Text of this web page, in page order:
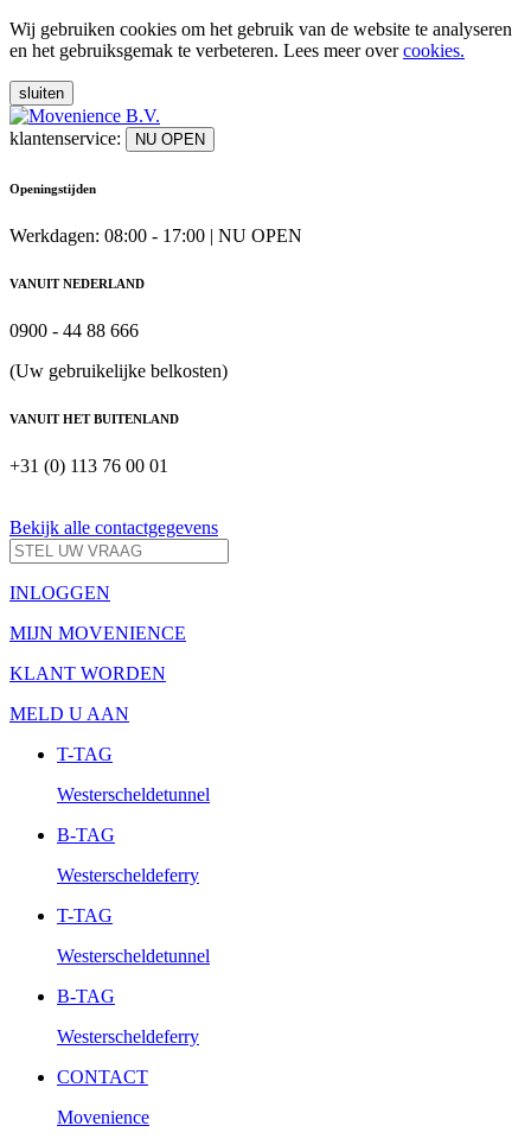
Wij gebruiken cookies om het gebruik van de website te analyseren
en het gebruiksgemak te verbeteren. Lees meer overcookies.
sluiten
klantenservice: NU OPEN
Openingstijden
Werkdagen: 08:00 - 17:00 | NU OPEN
VANUIT NEDERLAND
0900 - 44 88 666
(Uw gebruikelijke belkosten)
VANUIT HET BUITENLAND
+31 (0) 113 76 00 01
Bekijk alle contactgegevens
INLOGGEN
MIJN MOVENIENCE
KLANT WORDEN
MELD U AAN
T-TAG
Westerscheldetunnel
B-TAG
Westerscheldeferry
T-TAG
Westerscheldetunnel
B-TAG
Westerscheldeferry
CONTACT
Movenience